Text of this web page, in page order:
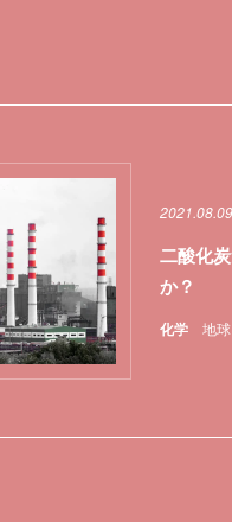
化学 地球
二酸化
か？